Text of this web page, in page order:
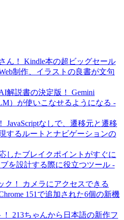
ん！ Kindle本の超ビッグセール
制作、イラストの良書が文句
解説書の決定版！ Gemini
）が使いこなせるようになる -
JavaScriptなしで、遷移元と遷移
するルートとナビゲーションの
したブレイクポイントがすぐに
を設計する際に役立つツール -
ク！ カメラにアクセスできる
151で追加された6個の新機
213ちゃんから日本語の新作フ